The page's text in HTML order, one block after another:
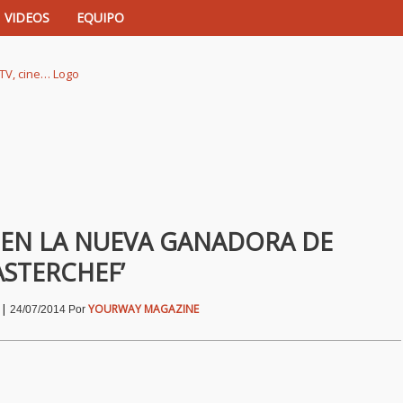
VIDEOS EQUIPO
LA NUEVA GANADORA DE
24/07/2014 Por YOURWAY MAGAZINE